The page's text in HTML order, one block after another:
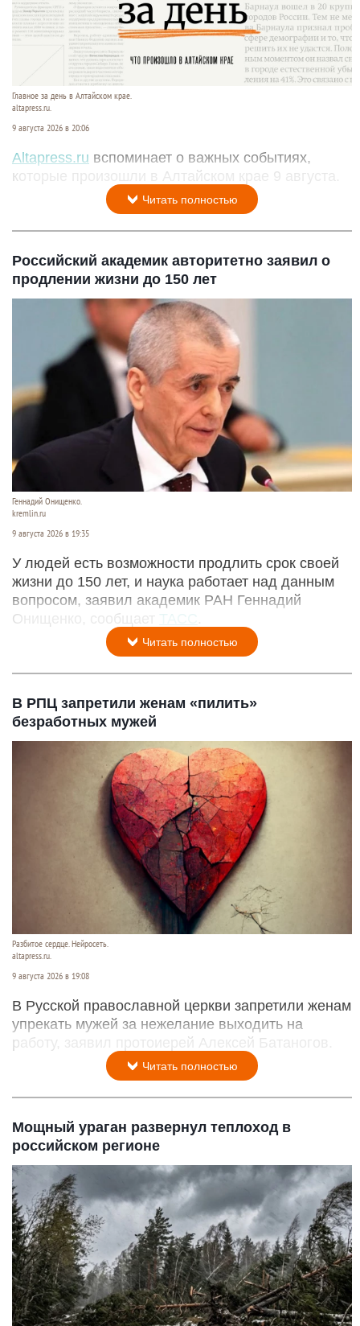
Главное за день в Алтайском крае.
altapress.ru.
9 августа 2026 в 20:06
Altapress.ru вспоминает о важных событиях,
которые произошли в Алтайском крае 9 августа.
Читать полностью
Российский академик авторитетно заявил о
продлении жизни до 150 лет
Геннадий Онищенко.
kremlin.ru
9 августа 2026 в 19:35
У людей есть возможности продлить срок своей
жизни до 150 лет, и наука работает над данным
вопросом, заявил академик РАН Геннадий
Онищенко, сообщает ТАСС
Читать полностью
В РПЦ запретили женам «пилить»
безработных мужей
Разбитое сердце. Нейросеть.
altapress.ru.
9 августа 2026 в 19:08
В Русской православной церкви запретили женам
упрекать мужей за нежелание выходить на
работу, заявил протоиерей Алексей Батаногов.
Читать полностью
Мощный ураган развернул теплоход в
российском регионе